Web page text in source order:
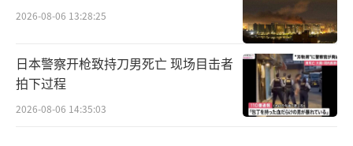
2026-08-06 13:28:25
日本警察开枪致持刀男死亡 现场目击者
拍下过程
2026-08-06 14:35:03